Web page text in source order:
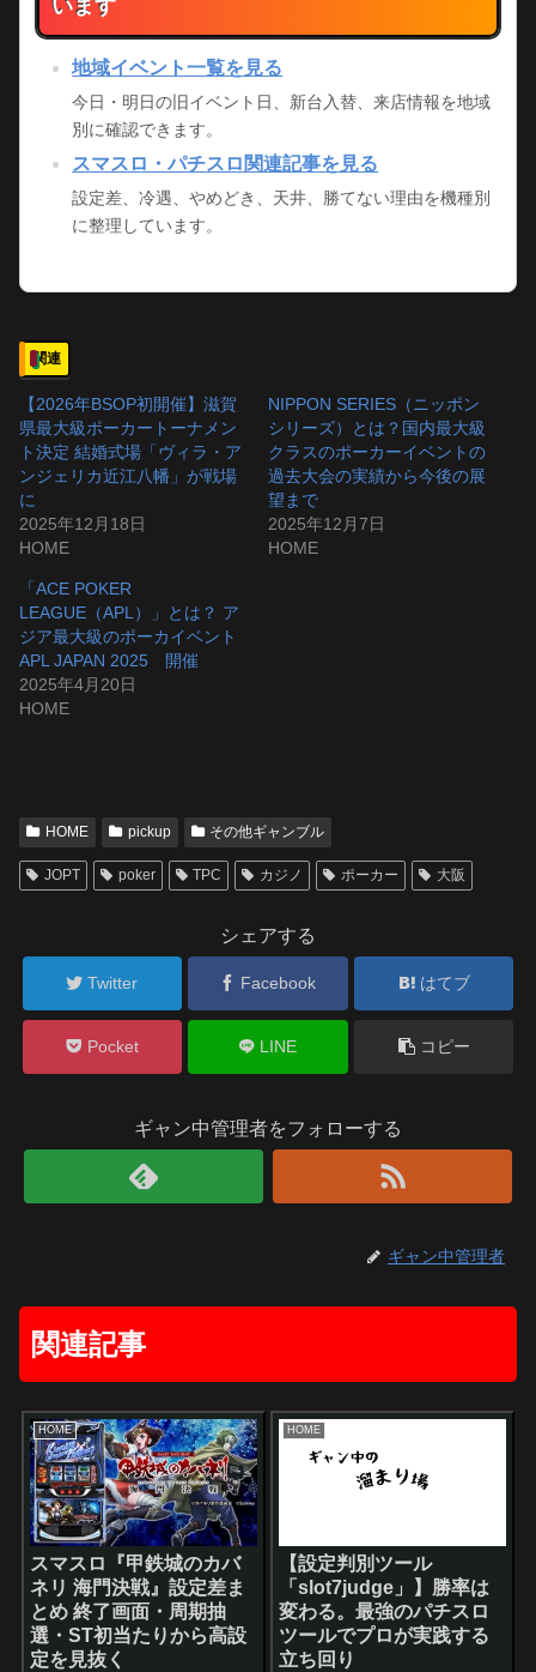
います
地域イベント一覧を見る
今日・明日の旧イベント日、新台入替、来店情報を地域
別に確認できます。
スマスロ・パチスロ関連記事を見る
設定差、冷遇、やめどき、天井、勝てない理由を機種別
に整理しています。
関連
【2026年BSOP初開催】滋賀
県最大級ポーカートーナメン
ト決定 結婚式場「ヴィラ・ア
ンジェリカ近江八幡」が戦場
に
2025年12月18日
HOME
NIPPON SERIES（ニッポン
シリーズ）とは？国内最大級
クラスのポーカーイベントの
過去大会の実績から今後の展
望まで
2025年12月7日
HOME
「ACE POKER
LEAGUE（APL）」とは？ ア
ジア最大級のポーカイベント
APL JAPAN 2025 開催
2025年4月20日
HOME
HOME pickup その他ギャンブル
JOPT poker TPC カジノ ポーカー 大阪
シェアする
Twitter Facebook はてブ
Pocket LINE コピー
ギャン中管理者をフォローする
ギャン中管理者
関連記事
HOME
スマスロ『甲鉄城のカバ
ネリ 海門決戦』設定差ま
とめ 終了画面・周期抽
選・ST初当たりから高設
定を見抜く
HOME
【設定判別ツール
「slot7judge」】勝率は
変わる。最強のパチスロ
ツールでプロが実践する
立ち回り